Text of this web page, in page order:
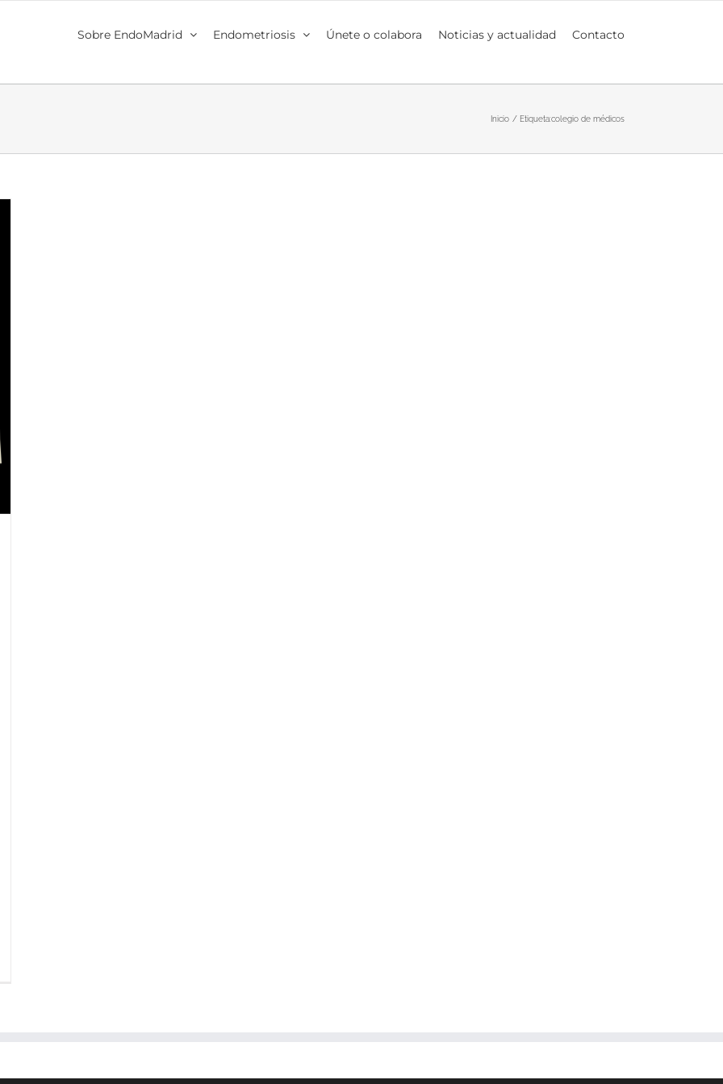
Sobre EndoMadrid Endometriosis Únete o colabora Noticias y actualidad Contacto
Inicio Etiqueta:colegio de médicos